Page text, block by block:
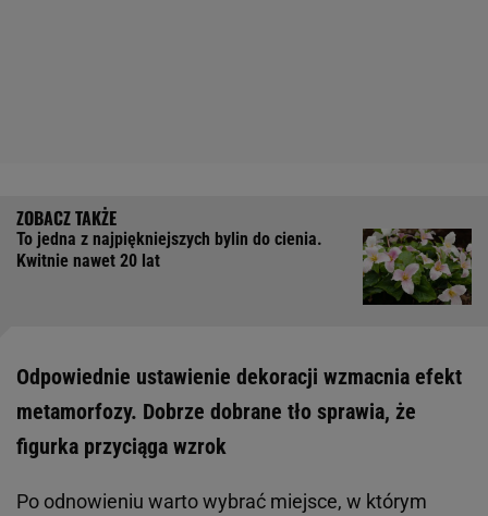
To jedna z najpiękniejszych bylin do cienia.
Kwitnie nawet 20 lat
Odpowiednie ustawienie dekoracji wzmacnia efekt
metamorfozy. Dobrze dobrane tło sprawia, że
figurka przyciąga wzrok
Po odnowieniu warto wybrać miejsce, w którym